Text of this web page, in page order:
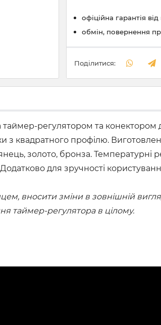
офіційна гарантія
обмін, повернення
Поділитися:
регулятором та конектором
квадратного профілю.
золото, бронза.
Додатково для зручності
вносити зміни в зовнішній
таймер-регулятора в цілому.